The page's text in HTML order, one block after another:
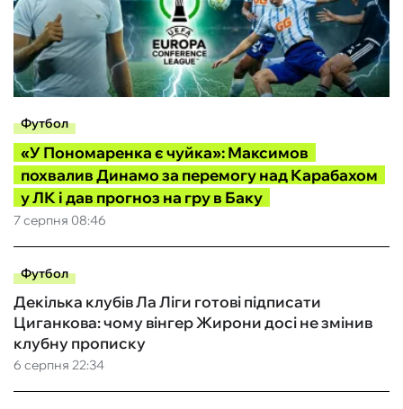
Футбол
7 серпня 08:46
«У Пономаренка є чуйка»: Максимов
похвалив Динамо за перемогу над Карабахом
у ЛК і дав прогноз на гру в Баку
Футбол
6 серпня 22:34
Декілька клубів Ла Ліги готові підписати
Циганкова: чому вінгер Жирони досі не змінив
клубну прописку